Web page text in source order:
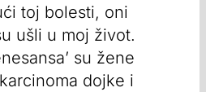
toj bolesti, oni
ušli u moj život.
su žene
dojke i